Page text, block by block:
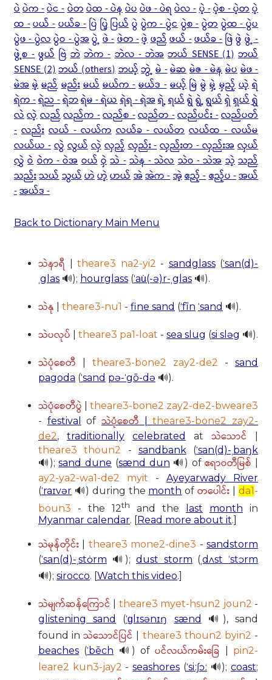
ပဲပဲက -ပဲင -ပဲတပဲထ - ပဲနပဲပပဲဖ - ပဲရပဲလ -ပဲ့ -ပဲ့စ - ပဲ့တပဲ့
ထ -ပယ် -ပယ်ခ -ပြဲ ပြဲ့ပြယ်ပွဲ ပွဲက - ပွဲငပွဲစ -ပွဲတပွဲထ - ပွဲပ
ပွဲဖ - ပွဲလပွဲဝ - ပွဲအပွဲ့ ဖဲ -ဖဲတ -ဖဲ့ဖည်ဖယ် -ဖယ်ခ -ဖြဲ ဖွဲဖွဲ့ -
ဖွဲ့စ - ဖွယ် ဗြဲ ဘဲ ဘဲက - ဘဲလ - ဘဲအ ဘယ် SENSE (1) ဘယ်
SENSE (2)ဘယ် (others)ဘယ့်ဘွဲ့ မဲ -မဲဆမဲဇ - မဲနမဲပမဲဖ -
မဲအ မဲ့ မည် မည်း မယ် မယ်က - မယ်ဒ - မယ့် မြဲ မွဲ မှဲ့ မှည့် ယဲ့ ရဲ
ရဲက -ရဲည -ရဲဘရဲမ - ရဲယရဲရ - ရဲအရဲ့ရယ်ရွဲရွဲ့ ရွယ်ရှဲ ရှယ်ရွှဲ
လဲလဲ့လည်လည်က -လည်စ -လည်တ -လည်ပင်း -လည်ပတ်
- လည်း လယ် - လယ်က လယ်ခ - လယ်တ လယ်ထ - လယ်မ
လယ်ယ -လွဲလွယ်လှဲလှည့်လှည်း -လှည်းတ - လှည်းအလှယ်
လွှဲ ဝဲ ဝဲက - ဝဲအ ဝယ် ဝှဲ သဲ - သဲန - သဲလ သဲဝ - သဲအ သဲ့ သည်
သည်းသယ်သွယ်ဟဲဟဲ့ဟယ်အဲအဲက -အဲ့ဧည့် -ဧည့်ပ -အယ်
-အယ်ဒ -
Back to Dictionary Main Menu
သဲနာရီ theare3 na2-yi2 - sandglass(ˈsan(d)-
ˌglas 🔊); hourglass (ˈau̇(-ə)r-ˌglas 🔊).
သဲနု theare3-nu1 - fine sand (ˈfīn ˈsand 🔊).
သဲပလုပ် theare3 pa1-loat - sea slug (si sləg 🔊).
သဲပုံစေတီ theare3-bone2 zay2-de2 - sand
pagoda (ˈsand pə-ˈgō-də 🔊).
သဲပုံစေတီပွဲ
theare3-bone2 zay2-de2-bweare3
- festival ofသဲပုံစေတီ |theare3-bone2 zay2-
de2, traditionally celebrated at သဲသောင်
theare3 thoun2
- sandbank (ˈsan(d)-ˌbaŋk
🔊);sand dune (sænd dun 🔊) ofဧရာဝတီမြစ်
ay2-ya2-wa1-de2 myit - Ayeyarwady River
(ˈraɪvər 🔊) during the month ofတပေါင်း da1-
boun3 - the 12th and the last month in
Myanmar calendar. [Read more about it.]
သဲမုန်တိုင်း theare3 mone2-dine3 -sandstorm
(ˈsan(d)-ˌstȯrm 🔊); dust storm (ˌdʌst ˈstɔrm
🔊); sirocco. [Watch this video.]
သဲမျက်ဆန်ကြောင် theare3 myet-hsun2 joun2 -
glistening sand
(ˈɡlɪsənɪŋ sænd
🔊), sand
found inသဲသောင်ပြင် theare3 thoun2 byin2 -
beaches (ˈbēch 🔊) ofပင်လယ်ကမ်းခြေ
pin2-
leare2 kun3-jay2 -seashores (ˈsiːʃɔː 🔊);coast;